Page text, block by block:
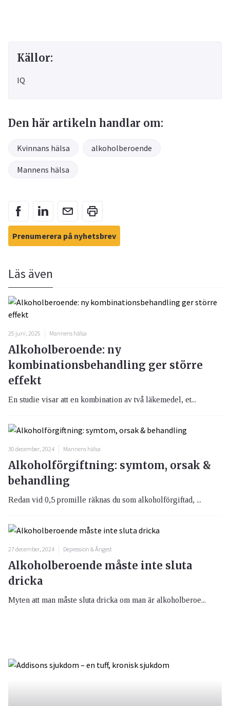
Källor:
IQ
Den här artikeln handlar om:
Kvinnans hälsa alkoholberoende
Mannens hälsa
Prenumerera på nyhetsbrev
Läs även
25 juni, 2025 Mannens hälsa
Alkoholberoende: ny
kombinationsbehandling ger större
effekt
En studie visar att en kombination av två läkemedel, et...
30 december, 2024 Mannens hälsa
Alkoholförgiftning: symtom, orsak &
behandling
Redan vid 0,5 promille räknas du som alkoholförgiftad, ...
27 december, 2024 Depression & Ångest
Alkoholberoende måste inte sluta
dricka
Myten att man måste sluta dricka om man är alkoholberoe...